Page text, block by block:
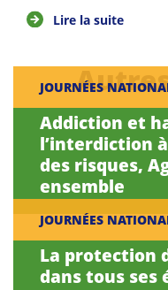
Lire la suite
JOURNÉES
Addiction et
l’interdiction
des risques,
ensemble
JOURNÉES
La protection
dans tous ses